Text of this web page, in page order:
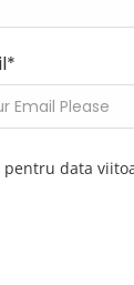
*
data